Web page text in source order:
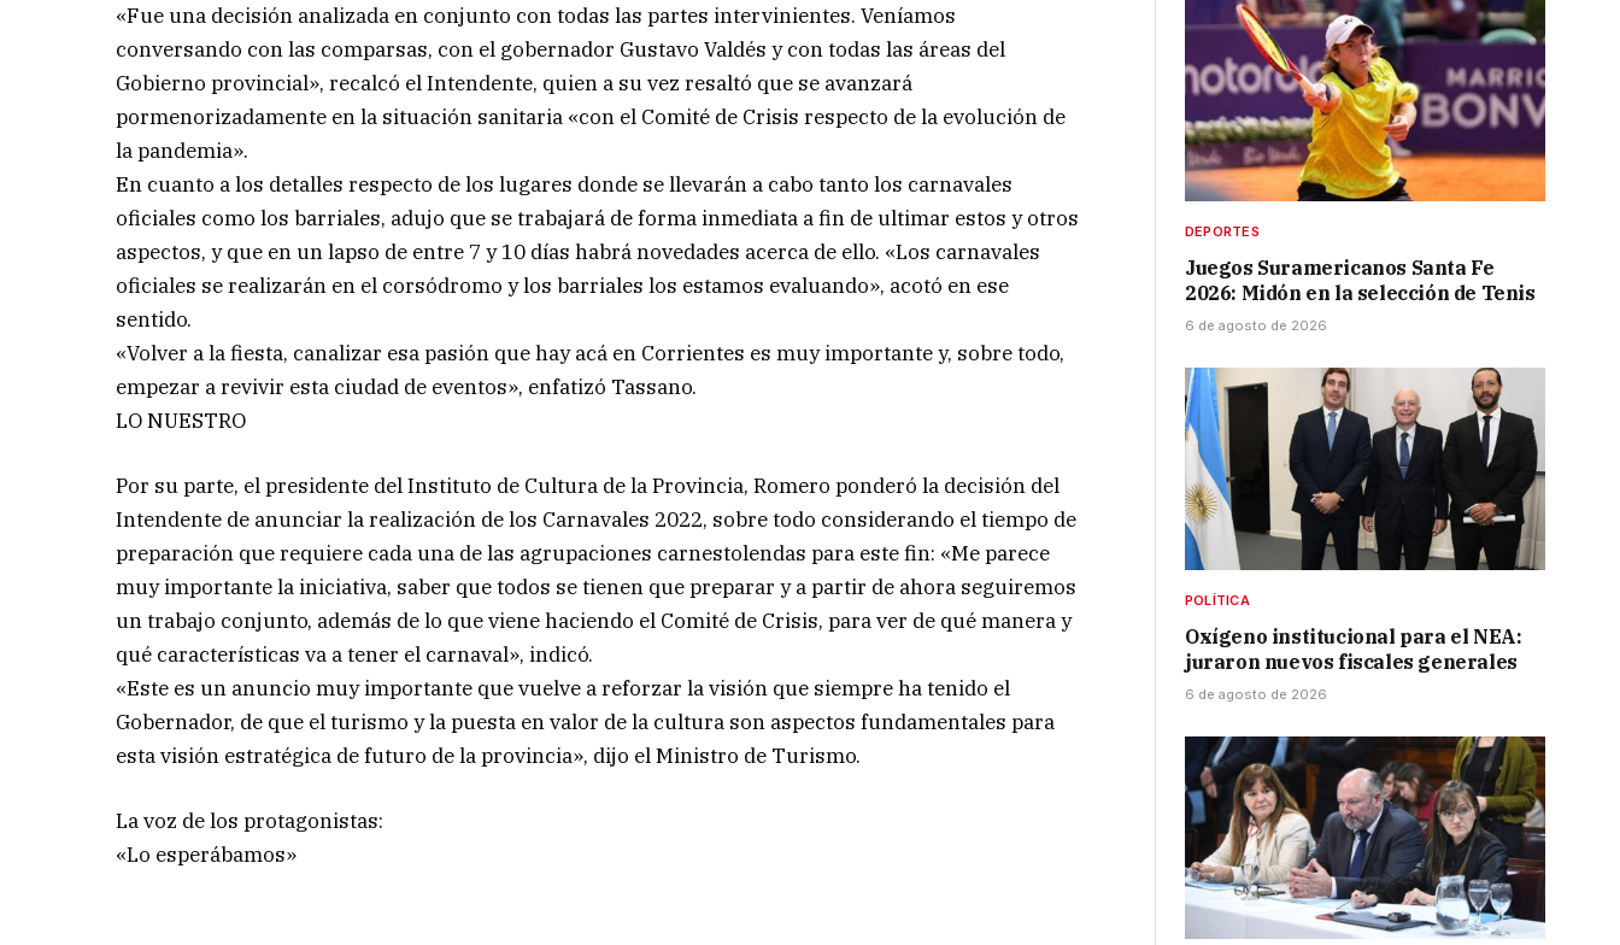
«Fue una decisión analizada en conjunto con todas las partes intervinientes. Veníamos
conversando con las comparsas, con el gobernador Gustavo Valdés y con todas las áreas del
Gobierno provincial», recalcó el Intendente, quien a su vez resaltó que se avanzará
pormenorizadamente en la situación sanitaria «con el Comité de Crisis respecto de la evolución de
la pandemia».
En cuanto a los detalles respecto de los lugares donde se llevarán a cabo tanto los carnavales
oficiales como los barriales, adujo que se trabajará de forma inmediata a fin de ultimar estos y otros
aspectos, y que en un lapso de entre 7 y 10 días habrá novedades acerca de ello. «Los carnavales
oficiales se realizarán en el corsódromo y los barriales los estamos evaluando», acotó en ese
sentido.
«Volver a la fiesta, canalizar esa pasión que hay acá en Corrientes es muy importante y, sobre todo,
empezar a revivir esta ciudad de eventos», enfatizó Tassano.
LO NUESTRO
Por su parte, el presidente del Instituto de Cultura de la Provincia, Romero ponderó la decisión del
Intendente de anunciar la realización de los Carnavales 2022, sobre todo considerando el tiempo de
preparación que requiere cada una de las agrupaciones carnestolendas para este fin: «Me parece
muy importante la iniciativa, saber que todos se tienen que preparar y a partir de ahora seguiremos
un trabajo conjunto, además de lo que viene haciendo el Comité de Crisis, para ver de qué manera y
qué características va a tener el carnaval», indicó.
«Este es un anuncio muy importante que vuelve a reforzar la visión que siempre ha tenido el
Gobernador, de que el turismo y la puesta en valor de la cultura son aspectos fundamentales para
esta visión estratégica de futuro de la provincia», dijo el Ministro de Turismo.
La voz de los protagonistas:
«Lo esperábamos»
DEPORTES
Juegos Suramericanos Santa Fe
2026: Midón en la selección de Tenis
6 de agosto de 2026
POLÍTICA
Oxígeno institucional para el NEA:
juraron nuevos fiscales generales
6 de agosto de 2026